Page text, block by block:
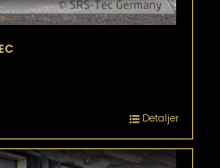
Detaljer